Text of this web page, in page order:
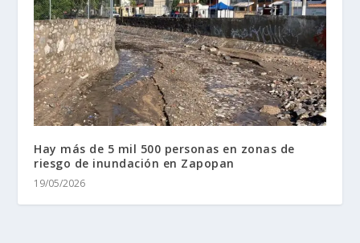
Hay más de 5 mil 500 personas en zonas de
riesgo de inundación en Zapopan
19/05/2026